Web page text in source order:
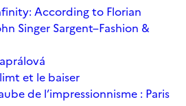
According to Florian
Singer Sargent–Fashion &
et le baiser
de l’impressionnisme : Paris